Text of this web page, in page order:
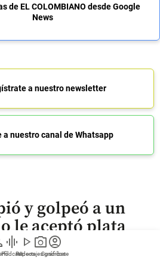
graphic_eq
Pódcast
play_arrow
Videos
photo_camera
Reportajes gráficos
account_circle
Suscríbete
de EL COLOMBIANO desde Google
News
a nuestro newsletter
a nuestro canal de Whatsapp
y golpeó a un
le aceptó plata
multara